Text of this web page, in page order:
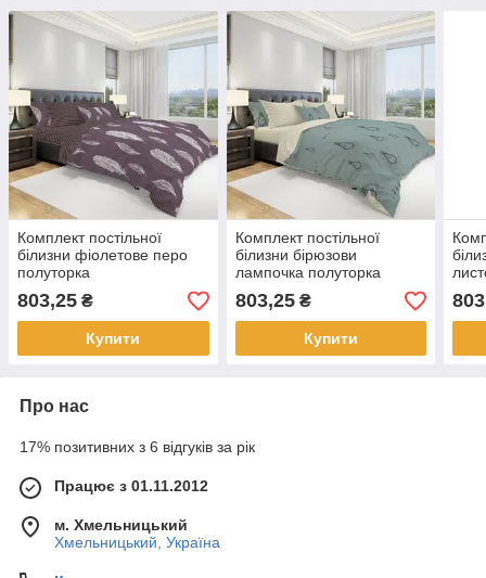
Комплект постільної
білизни фіолетове перо
полуторка
803,25 ₴
Купити
Комплект постільної
білизни бірюзови
лампочка полуторка
803,25₴
Купити
Про нас
17% позитивних з 6 відгуків за рік
Працює з 01.11.2012
м. Хмельницький
Хмельницький, Україна